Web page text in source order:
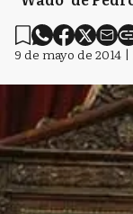
9 de mayo de 2014 |